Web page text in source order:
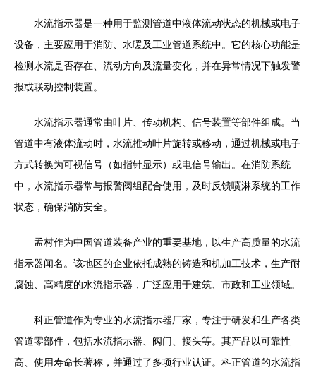
水流指示器是一种用于监测管道中液体流动状态的机械或电子
设备，主要应用于消防、水暖及工业管道系统中。它的核心功能是
检测水流是否存在、流动方向及流量变化，并在异常情况下触发警
报或联动控制装置。
水流指示器通常由叶片、传动机构、信号装置等部件组成。当
管道中有液体流动时，水流推动叶片旋转或移动，通过机械或电子
方式转换为可视信号（如指针显示）或电信号输出。在消防系统
中，水流指示器常与报警阀组配合使用，及时反馈喷淋系统的工作
状态，确保消防安全。
孟村作为中国管道装备产业的重要基地，以生产高质量的水流
指示器闻名。该地区的企业依托成熟的铸造和机加工技术，生产耐
腐蚀、高精度的水流指示器，广泛应用于建筑、市政和工业领域。
科正管道作为专业的水流指示器厂家，专注于研发和生产各类
管道零部件，包括水流指示器、阀门、接头等。其产品以可靠性
高、使用寿命长著称，并通过了多项行业认证。科正管道的水流指